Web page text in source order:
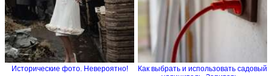
Исторические фото. Невероятно!
Как выбрать и использовать садовый